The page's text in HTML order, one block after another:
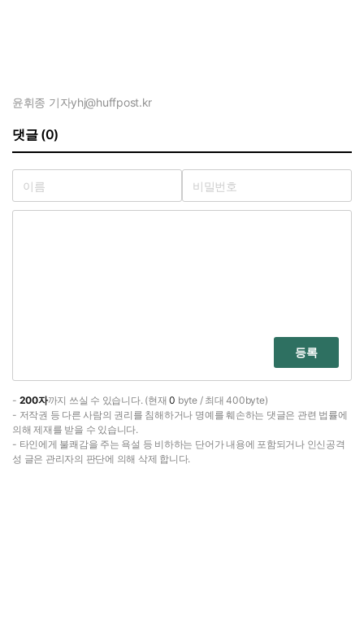
윤휘종 기자yhj@huffpost.kr
댓글 (0)
등록
- 200자까지 쓰실 수 있습니다. (현재0 byte / 최대 400byte)
- 저작권 등 다른 사람의 권리를 침해하거나 명예를 훼손하는 댓글은 관련 법률에
의해 제재를 받을 수 있습니다.
- 타인에게 불쾌감을 주는 욕설 등 비하하는 단어가 내용에 포함되거나 인신공격
성 글은 관리자의 판단에 의해 삭제 합니다.